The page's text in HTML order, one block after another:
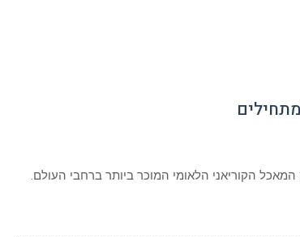
הקוריאני הלאומי המוכר ביותר ברחבי העולם.